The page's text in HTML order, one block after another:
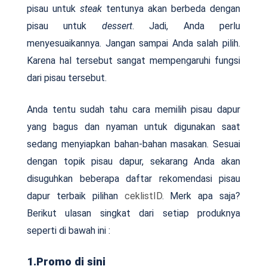
pisau untuk steak tentunya akan berbeda dengan
pisau untuk dessert. Jadi, Anda perlu
menyesuaikannya. Jangan sampai Anda salah pilih.
Karena hal tersebut sangat mempengaruhi fungsi
dari pisau tersebut.
Anda tentu sudah tahu cara memilih pisau dapur
yang bagus dan nyaman untuk digunakan saat
sedang menyiapkan bahan-bahan masakan. Sesuai
dengan topik pisau dapur, sekarang Anda akan
disuguhkan beberapa daftar rekomendasi pisau
dapur terbaik pilihan ceklistID. Merk apa saja?
Berikut ulasan singkat dari setiap produknya
seperti di bawah ini :
1.Promo di sini